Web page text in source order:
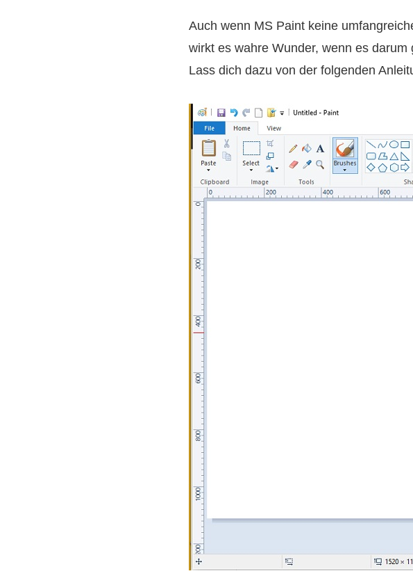
Auch wenn MS Paint keine
wirkt es wahre Wunder, wenn es
Lass dich dazu von der folgenden